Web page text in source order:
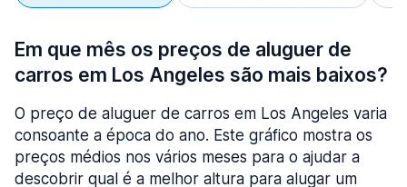
Em que mês os preços de aluguer de
carros em Los Angeles são mais baixos?
O preço de aluguer de carros em Los Angeles varia
consoante a época do ano. Este gráfico mostra os
preços médios nos vários meses para o ajudar a
descobrir qual é a melhor altura para alugar um